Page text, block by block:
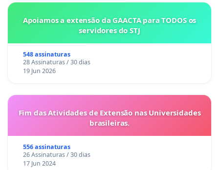
Apoiamos a extensão da GAACTA para TODOS os
servidores do STJ
548 assinaturas
28 Assinaturas / 30 dias
19 Jun 2026
Fim das Atividades de Extensão nas Universidades
brasileiras.
556 assinaturas
26 Assinaturas / 30 dias
17 Jun 2024